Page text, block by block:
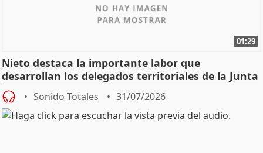
01:29
Nieto destaca la importante labor que
desarrollan los delegados territoriales de la Junta
Sonido Totales 31/07/2026